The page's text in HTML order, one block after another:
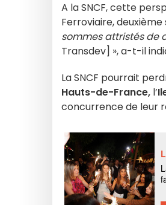
A la SNCF, cette
Ferroviaire, deuxième
sommes attristés de
Transdev] », a-t-il
La SNCF pourrait
Hauts-de-France, l’
concurrence de leur